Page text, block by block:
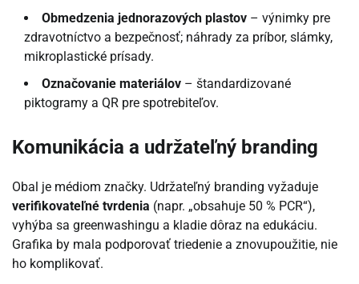
Obmedzenia jednorazových plastov – výnimky pre
zdravotníctvo a bezpečnosť; náhrady za príbor, slámky,
mikroplastické prísady.
Označovanie materiálov – štandardizované
piktogramy a QR pre spotrebiteľov.
Komunikácia a udržateľný branding
Obal je médiom značky. Udržateľný branding vyžaduje
verifikovateľné tvrdenia (napr. „obsahuje 50 % PCR“),
vyhýba sa greenwashingu a kladie dôraz na edukáciu.
Grafika by mala podporovať triedenie a znovupoužitie, nie
ho komplikovať.